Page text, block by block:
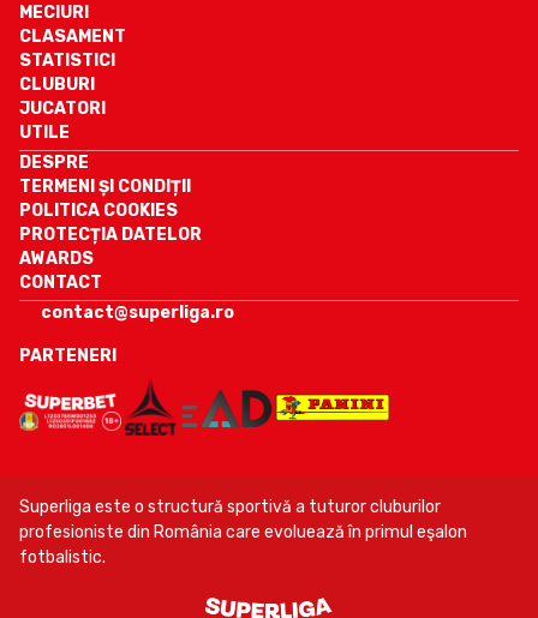
MECIURI
CLASAMENT
STATISTICI
CLUBURI
JUCATORI
UTILE
DESPRE
TERMENI ȘI CONDIȚII
POLITICA COOKIES
PROTECȚIA DATELOR
AWARDS
CONTACT
contact@superliga.ro
PARTENERI
Superliga este o structură sportivă a tuturor cluburilor
profesioniste din România care evoluează în primul eşalon
fotbalistic.